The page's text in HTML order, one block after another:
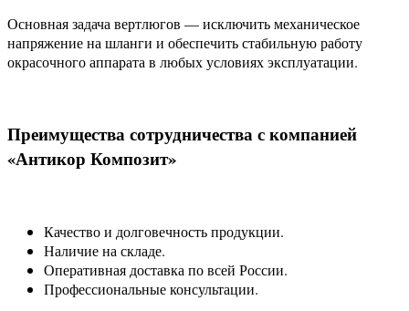
Основная задача вертлюгов — исключить механическое
напряжение на шланги и обеспечить стабильную работу
окрасочного аппарата в любых условиях эксплуатации.
Преимущества сотрудничества с компанией
«Антикор Композит»
Качество и долговечность продукции.
Наличие на складе.
Оперативная доставка по всей России.
Профессиональные консультации.